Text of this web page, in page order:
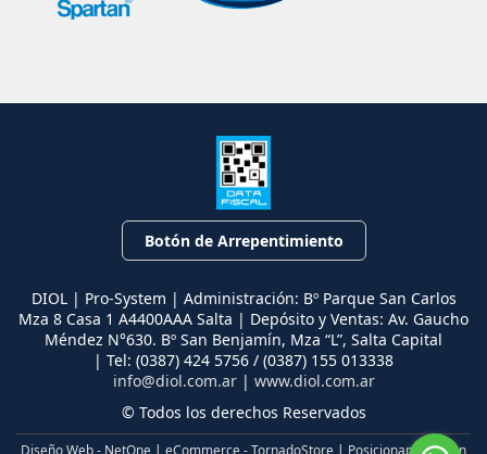
Botón de Arrepentimiento
DIOL | Pro-System | Administración: Bº Parque San Carlos
Mza 8 Casa 1 A4400AAA Salta | Depósito y Ventas: Av. Gaucho
Méndez N°630. Bº San Benjamín, Mza “L”, Salta Capital
| Tel: (0387) 424 5756 / (0387) 155 013338
info@diol.com.ar| www.diol.com.ar
© Todos los derechos Reservados
Diseño Web - NetOne | eCommerce - TornadoStore | Posicionamiento en